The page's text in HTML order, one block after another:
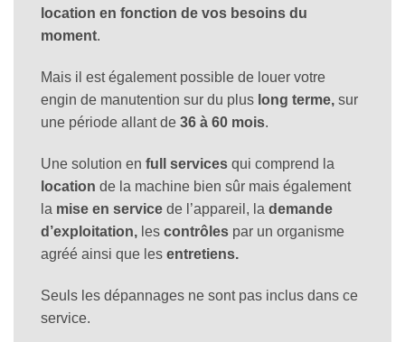
location en fonction de vos besoins du
moment.
Mais il est également possible de louer votre
engin de manutention sur du plus long terme, sur
une période allant de 36 à 60 mois.
Une solution en full services qui comprend la
location de la machine bien sûr mais également
la mise en service de l’appareil, la demande
d’exploitation, les contrôles par un organisme
agréé ainsi que les entretiens.
Seuls les dépannages ne sont pas inclus dans ce
service.